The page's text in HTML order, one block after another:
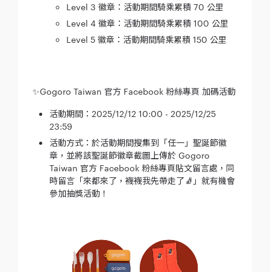
Level 3 徽章：活動期間騎乘累積 70 公里
Level 4 徽章：活動期間騎乘累積 100 公里
Level 5 徽章：活動期間騎乘累積 150 公里
✨Gogoro Taiwan 官方 Facebook 粉絲專頁 加碼活動
活動期間：2025/12/12 10:00 - 2025/12/25
23:59
活動方式：於活動期間搜集到「任一」聖誕節徽
章，並將該聖誕節徽章截圖上傳於 Gogoro
Taiwan 官方 Facebook 粉絲專頁貼文留言處，同
時留言「來都來了，襪襪我先帶走了🧦」就有機會
參加抽獎活動！